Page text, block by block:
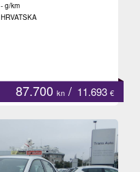
- g/km
HRVATSKA
87.700 kn / 11.693 €